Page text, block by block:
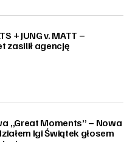
+ JUNG v. MATT –
zasilił agencję
„Great Moments” – Nowa
Igi Świątek głosem